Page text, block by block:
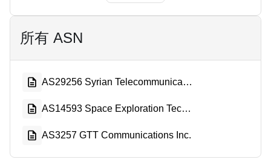
所有 ASN
AS29256 Syrian Telecommunication Private Closed Joint Stock Company
AS14593 Space Exploration Technologies Corporation
AS3257 GTT Communications Inc.